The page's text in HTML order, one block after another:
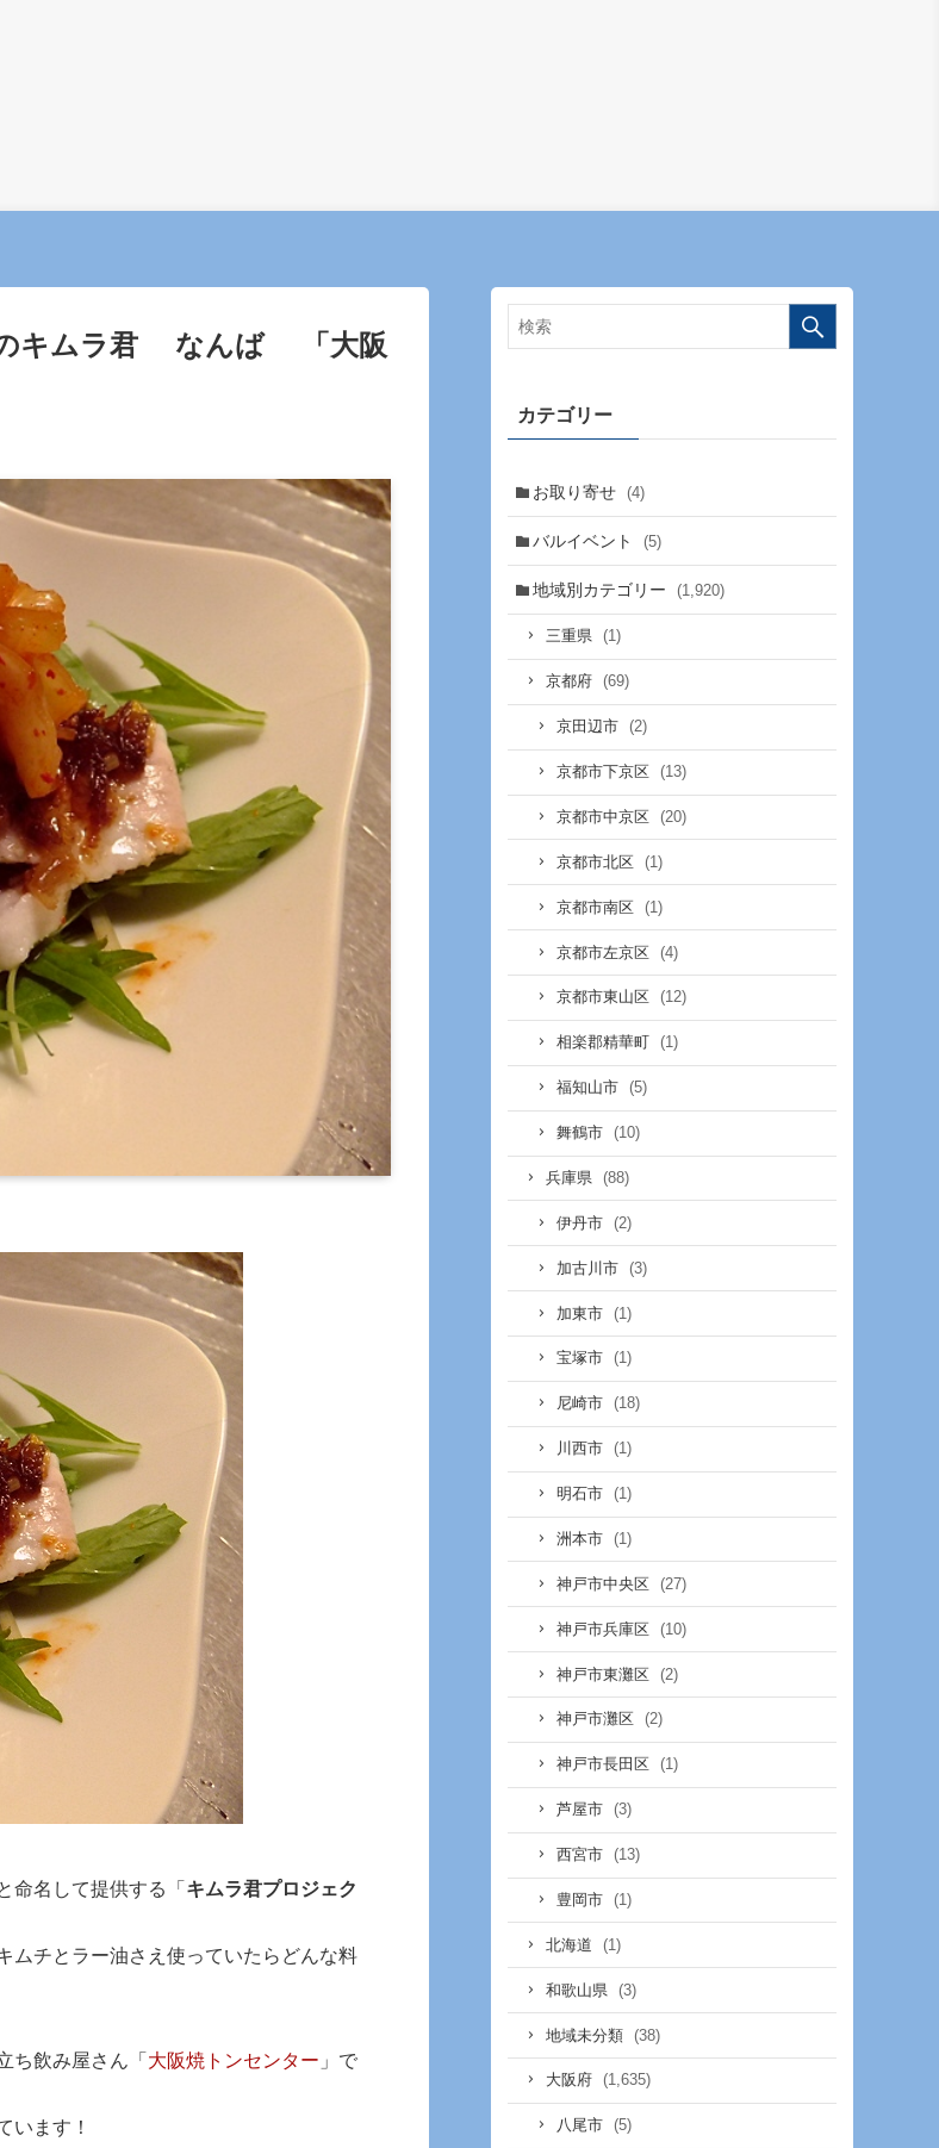
キムラ君 なんば 「大阪
命名して提供する「 キムラ君プロジェク
ムチとラー油さえ使っていたらどんな料
ち飲み屋さん「 大阪焼トンセンター 」で
います！
カテゴリー
お取り寄せ (4)
バルイベント (5)
地域別カテゴリー (1,920)
三重県 (1)
京都府 (69)
京田辺市 (2)
京都市下京区 (13)
京都市中京区 (20)
京都市北区 (1)
京都市南区 (1)
京都市左京区 (4)
京都市東山区 (12)
相楽郡精華町 (1)
福知山市 (5)
舞鶴市 (10)
兵庫県 (88)
伊丹市 (2)
加古川市 (3)
加東市 (1)
宝塚市 (1)
尼崎市 (18)
川西市 (1)
明石市 (1)
洲本市 (1)
神戸市中央区 (27)
神戸市兵庫区 (10)
神戸市東灘区 (2)
神戸市灘区 (2)
神戸市長田区 (1)
芦屋市 (3)
西宮市 (13)
豊岡市 (1)
北海道 (1)
和歌山県 (3)
地域未分類 (38)
大阪府 (1,635)
八尾市 (5)